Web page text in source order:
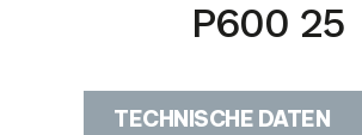
P600 25
TECHNISCHE DATEN